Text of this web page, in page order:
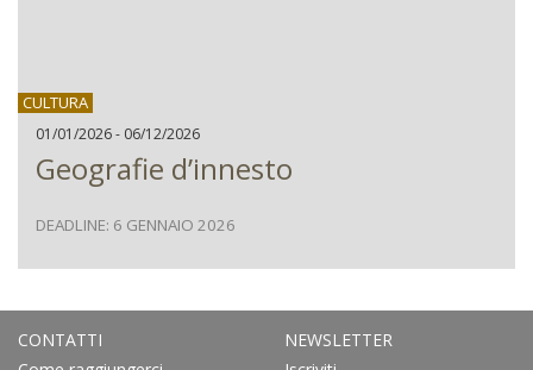
CULTURA
01/01/2026 - 06/12/2026
Geografie d’innesto
DEADLINE: 6 GENNAIO 2026
CONTATTI
NEWSLETTER